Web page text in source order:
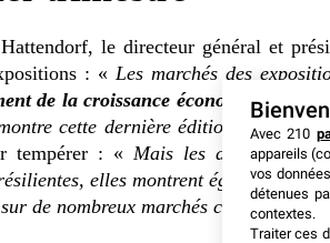
le directeur général et
: « Les marchés des
de la croissance économique
cette dernière édition de notre
tempérer : « Mais les données
elles montrent également
de nombreux marchés clés dans le
Avec 210
appareils
vos
détenues
contextes.
Traiter ces